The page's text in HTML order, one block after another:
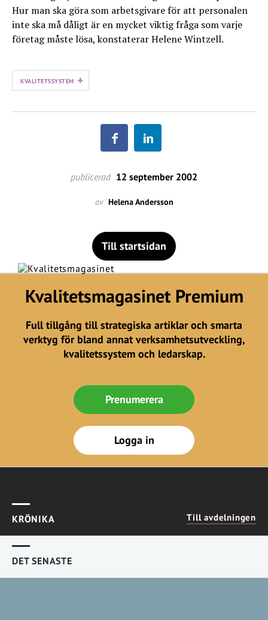
Hur man ska göra som arbetsgivare för att personalen
inte ska må dåligt är en mycket viktig fråga som varje
företag måste lösa, konstaterar Helene Wintzell.
KVALITETSSYSTEM +
publicerad 12 september 2002
av Helena Andersson
Till startsidan
Kvalitetsmagasinet Premium
Full tillgång till strategiska artiklar och smarta
verktyg för bland annat verksamhetsutveckling,
kvalitetssystem och ledarskap.
Prenumerera
Logga in
KRÖNIKA Till avdelningen
DET SENASTE